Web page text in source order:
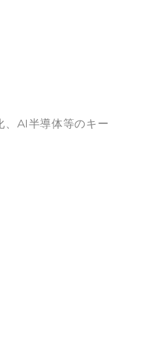
、AI半導体等のキー